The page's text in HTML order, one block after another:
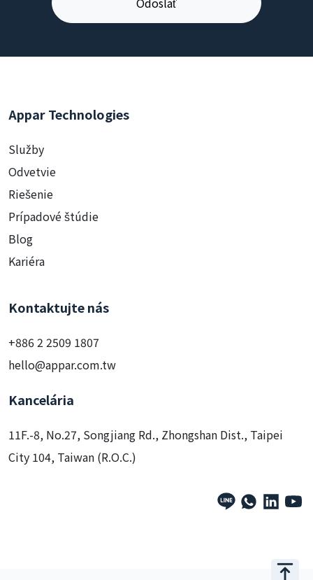
Appar Technologies
Služby
Odvetvie
Riešenie
Prípadové štúdie
Blog
Kariéra
Kontaktujte nás
+886 2 2509 1807
hello@appar.com.tw
Kancelária
11F.-8, No.27, Songjiang Rd., Zhongshan Dist., Taipei
City 104, Taiwan (R.O.C.)